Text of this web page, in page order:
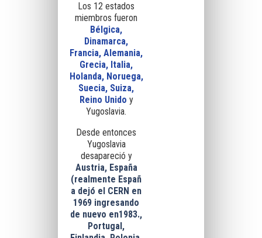
Los 12 estados
miembros fueron
Bélgica,
Dinamarca,
Francia, Alemania,
Grecia, Italia,
Holanda, Noruega,
Suecia, Suiza,
Reino Unido y
Yugoslavia.
Desde entonces
Yugoslavia
desapareció y
Austria, España
(realmente Españ
a dejó el CERN en
1969 ingresando
de nuevo en1983.,
Portugal,